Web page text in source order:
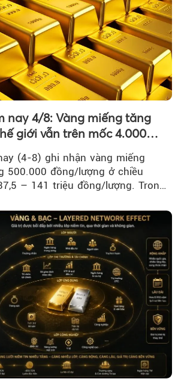
nay 4/8: Vàng miếng tăng
giới vẫn trên mốc 4.000
(4-8) ghi nhận vàng miếng
500.000 đồng/lượng ở chiều
– 141 triệu đồng/lượng. Trong
USD/ounce.